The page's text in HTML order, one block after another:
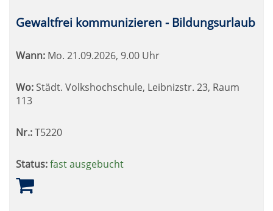
Gewaltfrei kommunizieren - Bildungsurlaub
Wann: Mo. 21.09.2026, 9.00 Uhr
Wo: Städt. Volkshochschule, Leibnizstr. 23, Raum
113
Nr.:T5220
Status:fast ausgebucht